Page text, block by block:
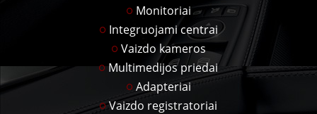
Monitoriai
Integruojami centrai
Vaizdo kameros
Multimedijos priedai
Adapteriai
Vaizdo registratoriai